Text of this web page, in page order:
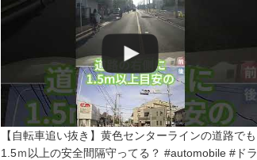
【自転車追い抜き】黄色センターラインの道路でも
1.5ｍ以上の安全間隔守ってる？ #automobile #ドラ